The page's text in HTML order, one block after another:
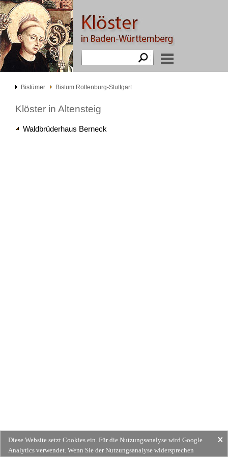
Bistümer Bistum Rottenburg-Stuttgart
Klöster in Altensteig
Waldbrüderhaus Berneck
Diese Website setzt Cookies ein. Für die Nutzungsanalyse wird Google
Analytics verwendet. Wenn Sie der Nutzungsanalyse widersprechen